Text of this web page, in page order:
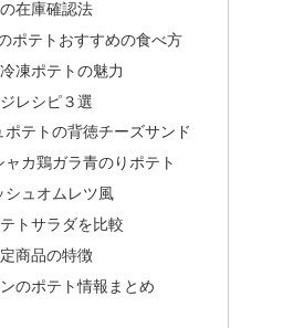
在庫確認法
ポテトおすすめの食べ方
凍ポテトの魅力
レシピ３選
ポテトの背徳チーズサンド
カ鶏ガラ青のりポテト
シュオムレツ風
トサラダを比較
商品の特徴
のポテト情報まとめ